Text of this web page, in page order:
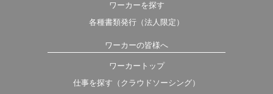
ワーカーを探す
各種書類発行（法人限定）
ワーカーの皆様へ
ワーカートップ
仕事を探す（クラウドソーシング）